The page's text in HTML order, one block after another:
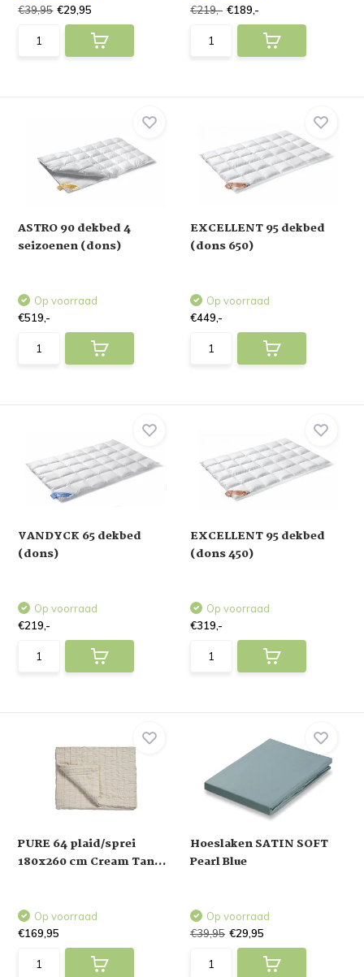
€39,95 €29,95
€219,- €189,-
ASTRO 90 dekbed 4
seizoenen (dons)
Op voorraad
€519,-
EXCELLENT 95 dekbed
(dons 650)
Op voorraad
€449,-
VANDYCK 65 dekbed
(dons)
Op voorraad
€219,-
EXCELLENT 95 dekbed
(dons 450)
Op voorraad
€319,-
PURE 64 plaid/sprei
180x260 cm Cream Tan...
Op voorraad
€169,95
Hoeslaken SATIN SOFT
Pearl Blue
Op voorraad
€39,95 €29,95